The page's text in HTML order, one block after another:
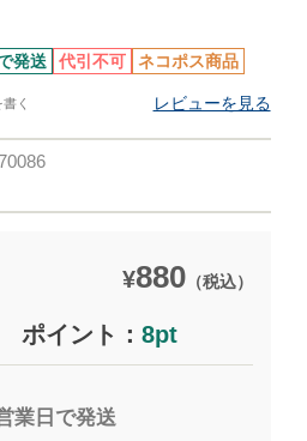
発送 代引不可 ネコポス商品
く レビューを見る
¥880（税込）
ポイント： 8pt
業日で発送